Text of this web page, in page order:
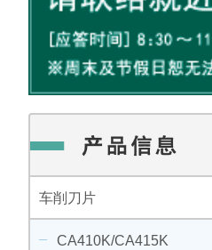
车削刀片
CA410K/CA415K